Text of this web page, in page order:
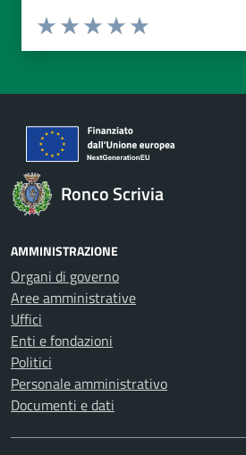
Valuta da 1 a 5 stelle la pagina
Valuta 5 stelle su 5
Valuta 4 stelle su 5
Valuta 3 stelle su 5
Valuta 2 stelle su 5
Valuta 1 stelle su 5
Ronco Scrivia
AMMINISTRAZIONE
Organi di governo
Aree amministrative
Uffici
Enti e fondazioni
Politici
Personale amministrativo
Documenti e dati